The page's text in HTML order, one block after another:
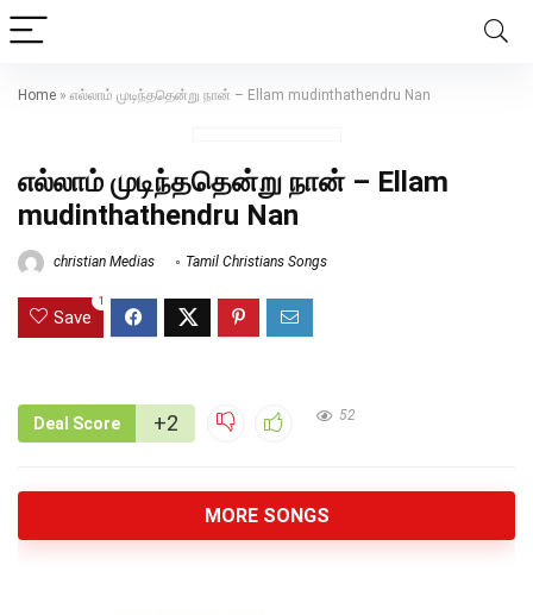
Home » எல்லாம் முடிந்ததென்று நான் – Ellam mudinthathendru Nan
எல்லாம் முடிந்ததென்று நான் – Ellam
mudinthathendru Nan
christian Medias Tamil Christians Songs
Save
1
Deal Score +2 52
MORE SONGS